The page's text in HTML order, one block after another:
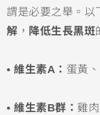
謂是必要之舉。以
解 ， 降低生長黑斑
• 維生素A： 蛋黃
• 維生素B群： 雞